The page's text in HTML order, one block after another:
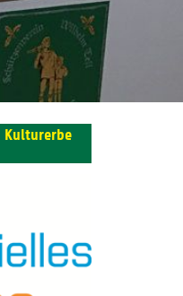
Kulturerbe